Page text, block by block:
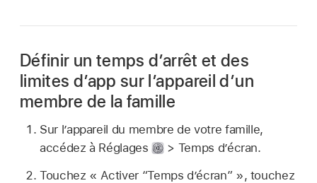
Définir un temps d’arrêt et des
limites d’app sur l’appareil d’un
membre de la famille
Sur l’appareil du membre de votre famille,
accédez à Réglages
> Temps d’écran.
Touchez « Activer “Temps d’écran” », touchez